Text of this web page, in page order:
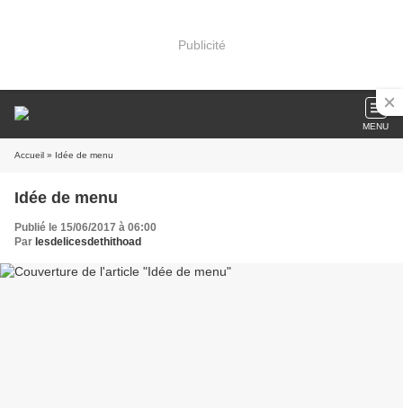
Publicité
MENU
Accueil » Idée de menu
Idée de menu
Publié le 15/06/2017 à 06:00
Par lesdelicesdethithoad